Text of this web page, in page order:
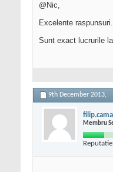
@Nic,
Excelente
Sunt exact lucrurile
9th December 2013,
Membru